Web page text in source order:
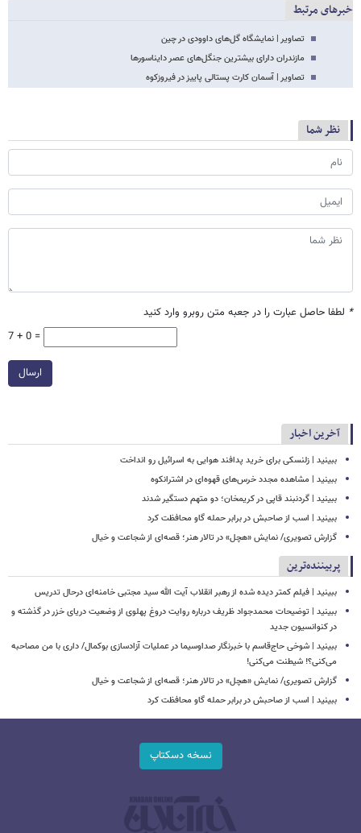
خبرهای مرتبط
تصاویر | نمایشگاه گل‌های داوودی در چین
مازندران دارای بیشترین جنگل‌های عصر دایناسورها
تصاویر | آسمان کارت پستالی پاییز در فیروزکوه
نظر شما
* لطفا حاصل عبارت را در جعبه متن روبرو وارد کنید
7 + 0 =
ارسال
آخرین اخبار
ببینید | زلنسکی برای خرید پدافند هوایی به اسرائیل رو انداخت
ببینید | مشاهده مجدد خرس‌های قهوه‌ای در اشترانکوه
ببینید | گردنبند قاپی در کریمخان؛ دو متهم دستگیر شدند
ببینید | اسب از صاحبش در برابر حمله گاو محافظت کرد
گزارش تصویری/ نمایش «هچل» در تالار هنر؛ قصه‌ای از شجاعت و خیال
پربیننده‌ترین
ببینید | فیلم کمتر دیده شده از رهبر انقلاب آیت الله سید مجتبی خامنه‌ای درحال تدریس
ببینید | توضیحات محمدجواد ظریف درباره روایت دروغ پهلوی از وضعیت دریای خزر در گذشته و
در کنوانسیون جدید
ببینید | شوخی حاج‌قاسم با خبرنگار صداوسیما در عملیات آزادسازی بوکمال/ داری با من مصاحبه‌
می‌کنی؟! شیطنت می‌کنی!
گزارش تصویری/ نمایش «هچل» در تالار هنر؛ قصه‌ای از شجاعت و خیال
ببینید | اسب از صاحبش در برابر حمله گاو محافظت کرد
نسخه دسکتاپ